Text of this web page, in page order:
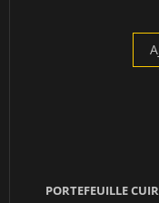
PORTEFEUILLE